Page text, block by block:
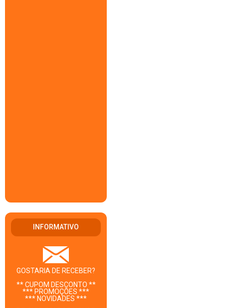
INFORMATIVO
GOSTARIA DE RECEBER?
** CUPOM DESCONTO **
*** PROMOÇÕES ***
*** NOVIDADES ***